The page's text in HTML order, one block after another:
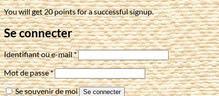
You will get 20 points for a successful signup.
Se connecter
Identifiant ou e-mail*Obligatoire
Mot de passe*Obligatoire
Se souvenir de moi Se connecter